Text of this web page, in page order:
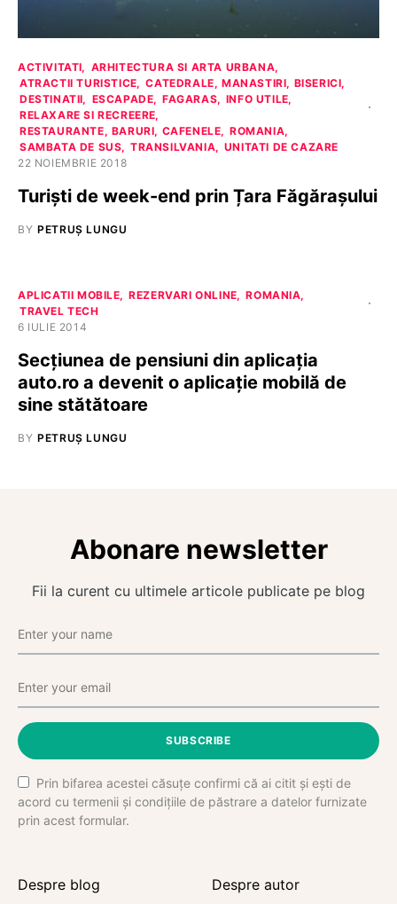
ACTIVITATI
ARHITECTURA SI ARTA URBANA
ATRACTII TURISTICE
CATEDRALE, MANASTIRI, BISERICI
DESTINATII
ESCAPADE FAGARAS
INFO UTILE
RELAXARE SI RECREERE
RESTAURANTE, BARURI, CAFENELE
ROMANIA
SAMBATA DE SUS
TRANSILVANIA
UNITATI DE CAZARE
22 NOIEMBRIE 2018
Turiști de week-end prin Țara Făgărașului
BY PETRUȘ LUNGU
APLICATII MOBILE REZERVARI ONLINE
ROMANIA
TRAVEL TECH
6 IULIE 2014
Secțiunea de pensiuni din aplicația
auto.ro a devenit o aplicație mobilă de
sine stătătoare
BY PETRUȘ LUNGU
Abonare newsletter
Fii la curent cu ultimele articole publicate pe blog
SUBSCRIBE
Prin bifarea acestei căsuțe confirmi că ai citit și ești de
acord cu termenii și condițiile de păstrare a datelor furnizate
prin acest formular.
Despre blog Despre autor